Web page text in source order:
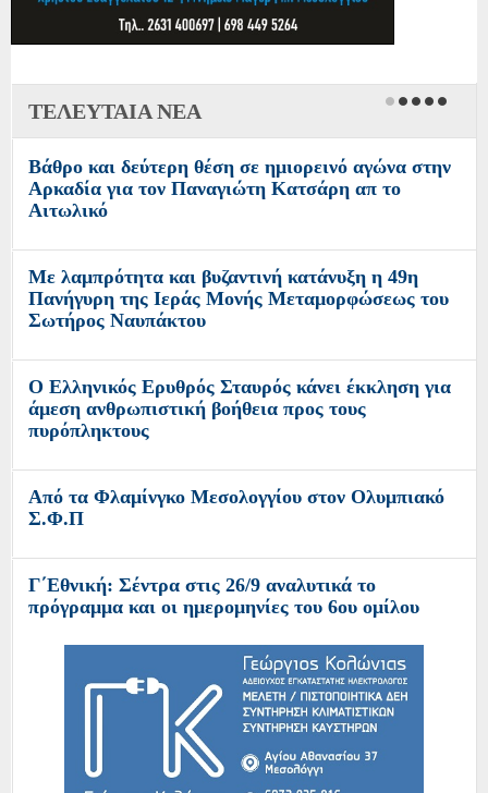
ΤΕΛΕΥΤΑΙΑ ΝΕΑ
Βάθρο και δεύτερη θέση σε ημιορεινό αγώνα στην
Αρκαδία για τον Παναγιώτη Κατσάρη απ το
Αιτωλικό
Με λαμπρότητα και βυζαντινή κατάνυξη η 49η
Πανήγυρη της Ιεράς Μονής Μεταμορφώσεως του
Σωτήρος Ναυπάκτου
Ο Ελληνικός Ερυθρός Σταυρός κάνει έκκληση για
άμεση ανθρωπιστική βοήθεια προς τους
πυρόπληκτους
Από τα Φλαμίνγκο Μεσολογγίου στον Ολυμπιακό
Σ.Φ.Π
Γ΄Εθνική: Σέντρα στις 26/9 αναλυτικά το
πρόγραμμα και οι ημερομηνίες του 6ου ομίλου